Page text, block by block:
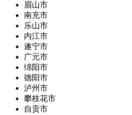
眉山市
南充市
乐山市
内江市
遂宁市
广元市
绵阳市
德阳市
泸州市
攀枝花市
自贡市